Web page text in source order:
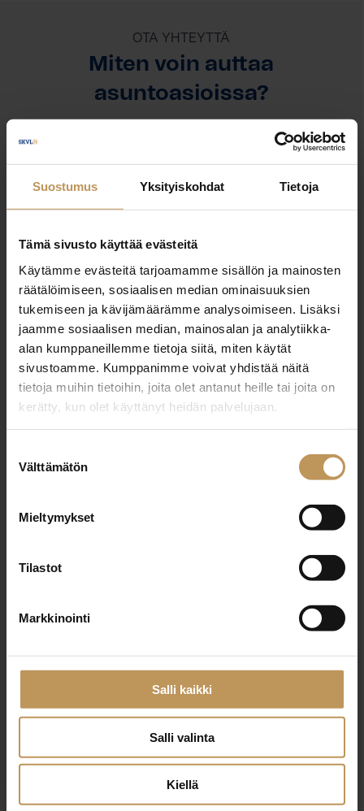
Suostumus Yksityiskohdat Tietoja
Tämä sivusto käyttää evästeitä
Käytämme evästeitä tarjoamamme sisällön ja mainosten
räätälöimiseen, sosiaalisen median ominaisuuksien
tukemiseen ja kävijämäärämme analysoimiseen. Lisäksi
jaamme sosiaalisen median, mainosalan ja analytiikka-
alan kumppaneillemme tietoja siitä, miten käytät
sivustoamme. Kumppanimme voivat yhdistää näitä
tietoja muihin tietoihin, joita olet antanut heille tai joita on
kerätty, kun olet käyttänyt heidän palvelujaan.
valinta
Välttämätön
Mieltymykset
Tilastot
Markkinointi
Salli kaikki
Salli valinta
Kiellä
OTA YHTEYTTÄ
Miten voin auttaa
asuntoasioissa?
Jätä yhteystietosi, niin otan yhteyttä
+358405503938
"*" näyttää pakolliset kentät
Haluan että minuun otetaan yhteyttä puhelimitse